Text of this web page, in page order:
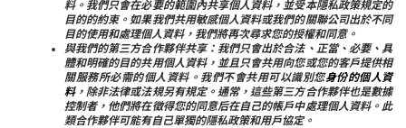
料。我們只會在必要的範圍內共享個人資料，並受本隱私政策規定的
目的的約束。如果我們共用敏感個人資料或我們的關聯公司出於不同
目的使用和處理個人資料，我們將再次尋求您的授權和同意。
與我們的第三方合作夥伴共享：我們只會出於合法、正當、必要、具
體和明確的目的共用個人資料，並且只會共用向您或您的客戶提供相
關服務所必需的個人資料。我們不會共用可以識別您身份的個人資
料，除非法律或法規另有規定。通常，這些第三方合作夥伴也是數據
控制者，他們將在徵得您的同意后在自己的帳戶中處理個人資料。此
類合作夥伴可能有自己單獨的隱私政策和用戶協定。